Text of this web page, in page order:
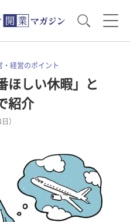
運営・経営のポイント
開業準備で大事なこと
セミナー
・経営のポイント
ほしい休暇」と
紹介
）